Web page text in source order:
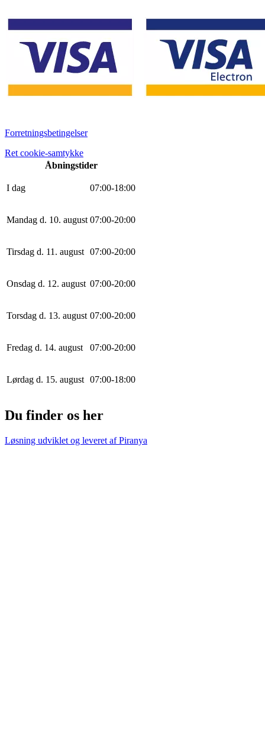
Forretningsbetingelser
Ret cookie-samtykke
Åbningstider
I dag 07:00-18:00
Mandag d. 10. august 07:00-20:00
Tirsdag d. 11. august 07:00-20:00
Onsdag d. 12. august 07:00-20:00
Torsdag d. 13. august 07:00-20:00
Fredag d. 14. august 07:00-20:00
Lørdag d. 15. august 07:00-18:00
Du finder os her
Løsning udviklet og leveret afPiranya